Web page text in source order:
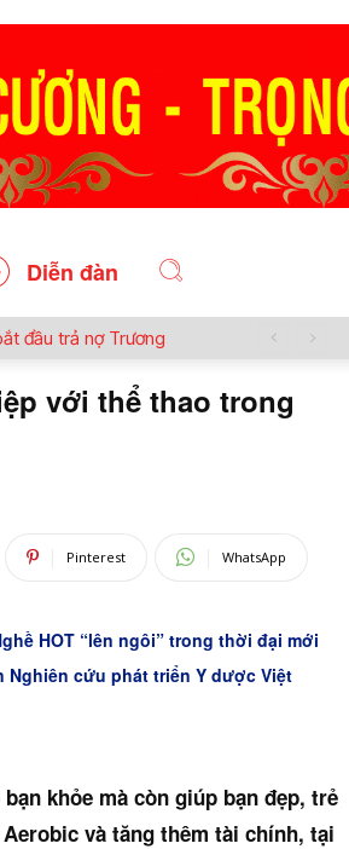
Diễn đàn
đầu trả nợ Trương
với thể thao trong
Pinterest WhatsApp
HOT “lên ngôi” trong thời đại mới
Nghiên cứu phát triển Y dược Việt
khỏe mà còn giúp bạn đẹp, trẻ
và tăng thêm tài chính, tại